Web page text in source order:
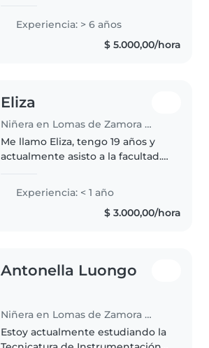
candidata para el cuidado de sus
hijos. Soy una persona
responsable, paciente y muy
Experiencia: > 6 años
$ 5.000,00/hora
Eliza
Niñera en Lomas de Zamora (Buenos Aires)
Me llamo Eliza, tengo 19 años y
actualmente asisto a la facultad.
trabajando en jugueteria donde
en muchas ocasiones tenía que
cuidar niños. Me considero
Experiencia: < 1 año
$ 3.000,00/hora
Antonella Luongo
Niñera en Lomas de Zamora (Buenos Aires)
Estoy actualmente estudiando la